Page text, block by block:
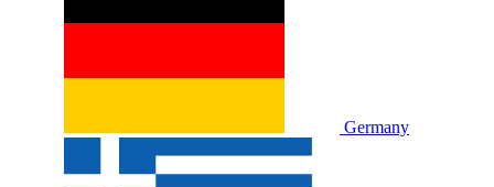
Germany